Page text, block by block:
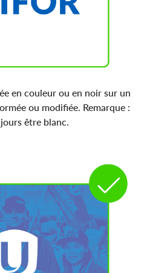
en couleur ou en noir sur un
ou modifiée. Remarque :
être blanc.